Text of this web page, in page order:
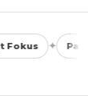
✦ Passende